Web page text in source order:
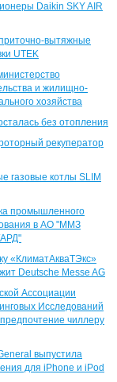
Daikin SKY AIR
вытяжные
UTEK
и жилищно-
хозяйства
без отопления
рекуператор
газовые котлы SLIM
промышленного
в АО "ММЗ
«КлиматАкваТЭкс»
Deutsche Messe AG
Ассоциации
Исследований
чиллеру
выпустила
для iPhone и iPod